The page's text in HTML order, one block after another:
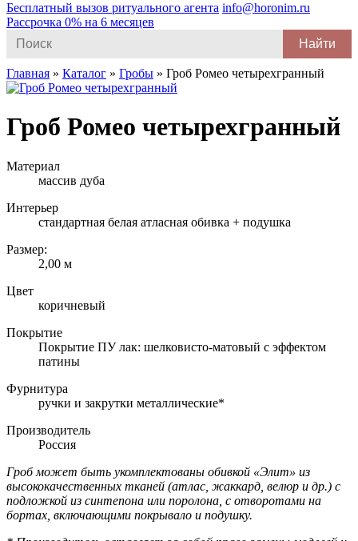
Бесплатный вызов ритуального агента info@horonim.ru
Рассрочка 0% на 6 месяцев
for:
Главная » Каталог » Гробы » Гроб Ромео четырехгранный
Гроб Ромео четырехгранный
Материал
массив дуба
Интерьер
стандартная белая атласная обивка + подушка
Размер:
2,00 м
Цвет
коричневый
Покрытие
Покрытие ПУ лак: шелковисто-матовый с эффектом
патины
Фурнитура
ручки и закрутки металлические*
Производитель
Россия
Гроб может быть укомплектованы обивкой «Элит» из
высококачественных тканей (атлас, жаккард, велюр и др.) с
подложкой из синтепона или поролона, с отворотами на
бортах, включающими покрывало и подушку.